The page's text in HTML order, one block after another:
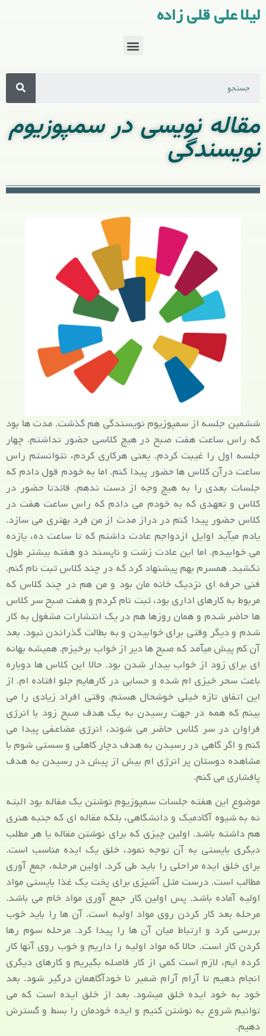
لیلا علی قلی زاده
مقاله نویسی در سمپوزیوم
نویسندگی
ششمین جلسه از سمپوزیوم نویسندگی هم گذشت. مدت ها بود
که راس ساعت هفت صبح در هیچ کلاسی حضور نداشتم. چهار
جلسه اول را غیبت کردم. یعنی هرکاری کردم، نتوانستم راس
ساعت درآن کلاس ها حضور پیدا کنم. اما به خودم قول دادم که
جلسات بعدی را به هیچ وجه از دست ندهم. قائدتا حضور در
کلاس و تعهدی که به خودم می دادم که راس ساعت هفت در
کلاس حضور پیدا کنم در دراز مدت از من فرد بهتری می سازد.
یادم می­آید اوایل ازدواجم عادت داشتم که تا ساعت ده، یازده
می خوابیدم. اما این عادت زشت و ناپسند دو هفته بیشتر طول
نکشید. همسرم بهم پیشنهاد کرد که در چند کلاس ثبت نام کنم.
فنی حرفه ای نزدیک خانه مان بود و من هم در چند کلاس که
مربوط به کارهای اداری بود، ثبت نام کردم و هفت صبح سر کلاس
ها حاضر شدم و همان روزها هم در یک انتشارات مشغول به کار
شدم و دیگر وقتی برای خوابیدن و به بطالت گذراندن نبود. بعد
آن کم پیش می­آمد که صبح ها دیر از خواب برخیزم. همیشه بهانه
ای برای زود از خواب بیدار شدن بود. حالا این کلاس ها دوباره
باعث سحر خیزی ام شده و حسابی در کارهایم جلو افتاده ام. از
این اتفاق تازه خیلی خوشحال هستم. وقتی افراد زیادی را می
بینم که همه در جهت رسیدن به یک هدف صبح زود با انرژی
فراوان در سر کلاس حاضر می شوند، انرژی مضاعفی پیدا می
کنم و اگر گاهی در رسیدن به هدف دچار کاهلی و سستی شوم با
مشاهده دوستان پر انرژی ام بیش از پیش در رسیدن به هدف
پافشاری می کنم.
موضوع این هفته جلسات سمپوزیوم نوشتن یک مقاله بود البته
نه به شیوه آکادمیک و دانشگاهی، بلکه مقاله ای که جنبه هنری
هم داشته باشد. اولین چیزی که برای نوشتن مقاله یا هر مطلب
دیگری بایستی به آن توجه نمود، خلق یک ایده مناسب است.
برای خلق ایده مراحلی را باید طی کرد. اولین مرحله، جمع آوری
مطالب است. درست مثل آشپزی برای پخت یک غذا بایستی مواد
اولیه آماده باشد. پس اولین کار جمع آوری مواد خام می باشد.
مرحله بعد کار کردن روی مواد اولیه است. آن ها را باید خوب
بررسی کرد و ارتباط میان آن ها را پیدا کرد. مرحله سوم رها
کردن کار است. حالا که مواد اولیه را داریم و خوب روی آنها کار
کرده ایم، لازم است کمی از کار فاصله بگیریم و کارهای دیگری
انجام دهیم تا آرام آرام ضمیر نا خودآگاهمان درگیر شود. بعد
خود به خود ایده خلق می­شود. بعد از خلق ایده است که می
توانیم شروع به نوشتن کنیم و ایده خودمان را بسط و گسترش
دهیم.